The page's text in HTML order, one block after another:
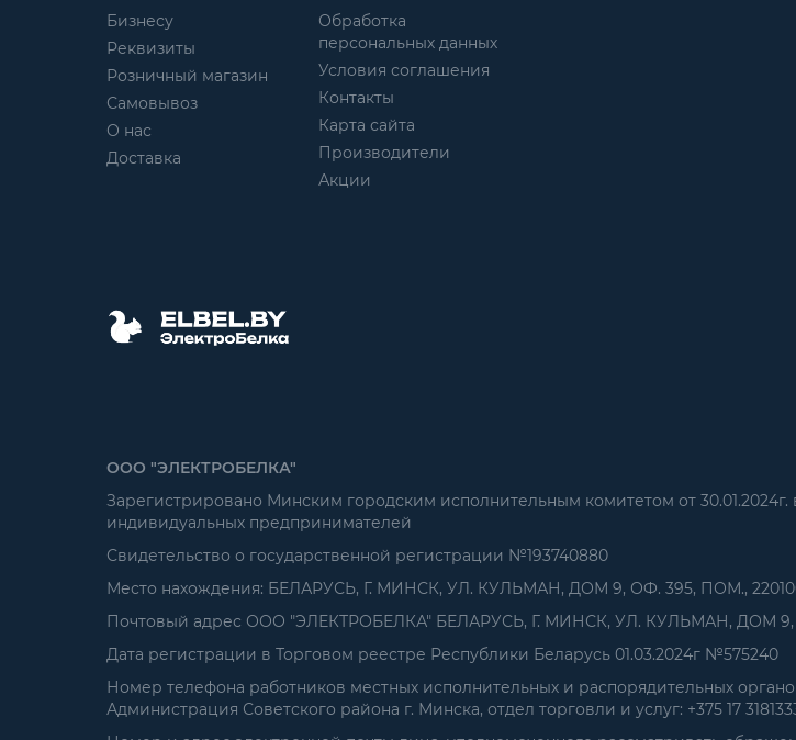
Бизнесу
Реквизиты
Розничный магазин
Самовывоз
О нас
Доставка
Обработка
персональных данных
Условия соглашения
Контакты
Карта сайта
Производители
Акции
ООО "ЭЛЕКТРОБЕЛКА"
Зарегистрировано Минским городским исполнительным комитетом от
индивидуальных предпринимателей
Свидетельство о государственной регистрации №193740880
Место нахождения: БЕЛАРУСЬ, Г. МИНСК, УЛ. КУЛЬМАН, ДОМ 9, ОФ. 395, ПОМ.,
Почтовый адрес ООО "ЭЛЕКТРОБЕЛКА" БЕЛАРУСЬ, Г. МИНСК, УЛ. КУЛЬМАН, ДОМ 9,
Дата регистрации в Торговом реестре Республики Беларусь 01.03.2024г №575240
Номер телефона работников местных исполнительных и распорядительных
Администрация Советского района г. Минска, отдел торговли и услуг: +375 17